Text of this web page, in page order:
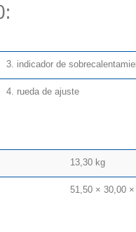
3. indicador de
4. rueda de ajuste
13,30 kg
51,50 × 30,00